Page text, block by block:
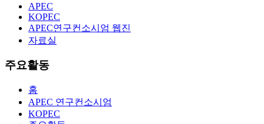
APEC
KOPEC
APEC연구컨소시엄 웹진
자료실
주요활동
홈
APEC 연구컨소시엄
KOPEC